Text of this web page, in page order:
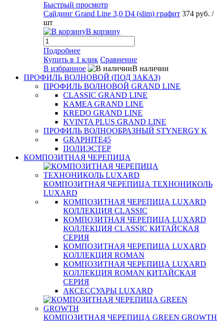
Быстрый просмотр
Сайдинг Grand Line 3,0 D4 (slim) графит 374 руб. /
шт
В корзину
Подробнее
Купить в 1 клик Сравнение
В избранное
В наличии
ПРОФИЛЬ ВОЛНОВОЙ (ПОД ЗАКАЗ)
ПРОФИЛЬ ВОЛНОВОЙ GRAND LINE
CLASSIC GRAND LINE
KAMEA GRAND LINE
KREDO GRAND LINE
KVINTA PLUS GRAND LINE
ПРОФИЛЬ ВОЛНООБРАЗНЫЙ STYNERGY K
GRAPHITE45
ПОЛИЭСТЕР
КОМПОЗИТНАЯ ЧЕРЕПИЦА
КОМПОЗИТНАЯ ЧЕРЕПИЦА ТЕХНОНИКОЛЬ
LUXARD
КОМПОЗИТНАЯ ЧЕРЕПИЦА LUXARD
КОЛЛЕКЦИЯ CLASSIC
КОМПОЗИТНАЯ ЧЕРЕПИЦА LUXARD
КОЛЛЕКЦИЯ CLASSIC КИТАЙСКАЯ
СЕРИЯ
КОМПОЗИТНАЯ ЧЕРЕПИЦА LUXARD
КОЛЛЕКЦИЯ ROMAN
КОМПОЗИТНАЯ ЧЕРЕПИЦА LUXARD
КОЛЛЕКЦИЯ ROMAN КИТАЙСКАЯ
СЕРИЯ
АКСЕССУАРЫ LUXARD
КОМПОЗИТНАЯ ЧЕРЕПИЦА GREEN GROWTH